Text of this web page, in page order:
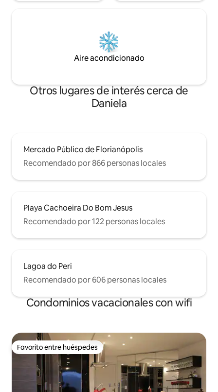
Aire acondicionado
Otros lugares de interés cerca de
Daniela
Mercado Público de Florianópolis
Recomendado por 866 personas locales
Playa Cachoeira Do Bom Jesus
Recomendado por 122 personas locales
Lagoa do Peri
Recomendado por 606 personas locales
Condominios vacacionales con wifi
Favorito entre huéspedes
Favorito entre huéspedes